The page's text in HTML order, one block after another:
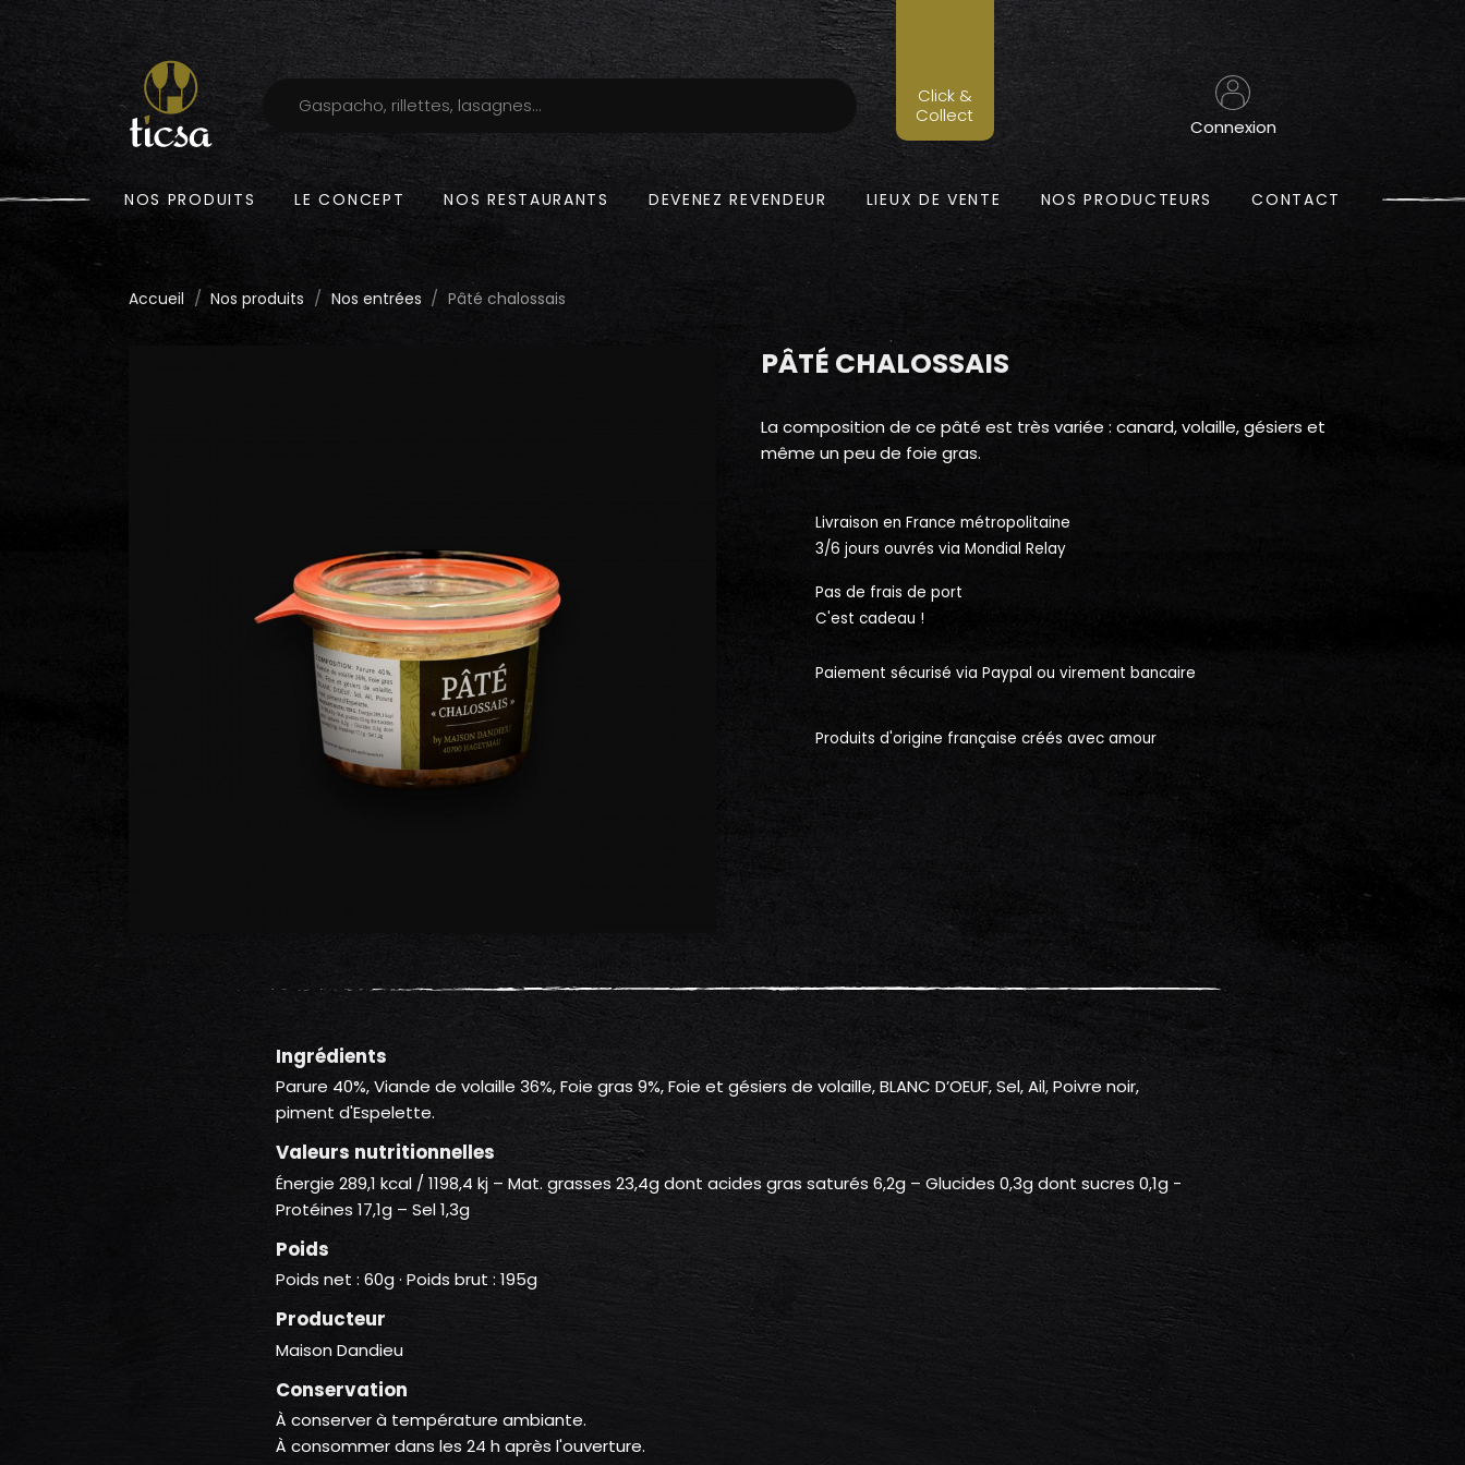
Click &
Collect
Connexion
NOS PRODUITS LE CONCEPT NOS RESTAURANTS DEVENEZ REVENDEUR LIEUX DE VENTE NOS PRODUCTEURS CONTACT
Accueil Nos produits Nos entrées Pâté chalossais
PÂTÉ CHALOSSAIS
La composition de ce pâté est très variée : canard, volaille, gésiers et
même un peu de foie gras.
Livraison en France métropolitaine
3/6 jours ouvrés via Mondial Relay
Pas de frais de port
C'est cadeau !
Paiement sécurisé via Paypal ou virement bancaire
Produits d'origine française créés avec amour
Ingrédients
Parure 40%, Viande de volaille 36%, Foie gras 9%, Foie et gésiers de volaille, BLANC D’OEUF, Sel, Ail, Poivre noir,
piment d'Espelette.
Valeurs nutritionnelles
Énergie 289,1 kcal / 1198,4 kj – Mat. grasses 23,4g dont acides gras saturés 6,2g – Glucides 0,3g dont sucres 0,1g -
Protéines 17,1g – Sel 1,3g
Poids
Poids net : 60g · Poids brut : 195g
Producteur
Maison Dandieu
Conservation
À conserver à température ambiante.
À consommer dans les 24 h après l'ouverture.